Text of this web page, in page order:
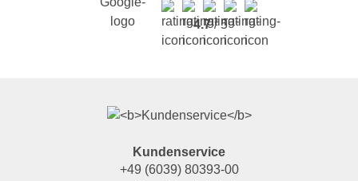
4.7/ 5
Kundenservice
+49 (6039) 80393-00